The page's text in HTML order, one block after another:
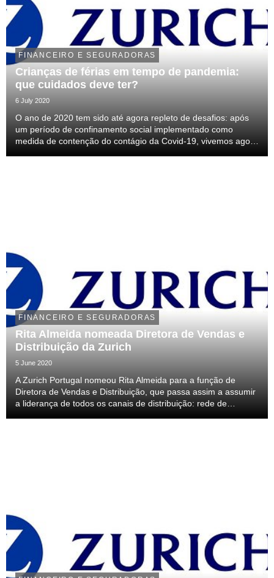
FINANCEIRO E SEGURADORAS
Crianças de férias em tempo de pandemia:
que cuidados deve ter?
6 July 2020
O ano de 2020 tem sido até agora repleto de desafios: após
um período de confinamento social implementado como
medida de contenção do contágio da Covid-19, vivemos agora
FINANCEIRO E SEGURADORAS
Rita Almeida nomeada Diretora de Vendas e
Distribuição da Zurich
5 June 2020
A Zurich Portugal nomeou Rita Almeida para a função de
Diretora de Vendas e Distribuição, que passa assim a assumir
a liderança de todos os canais de distribuição: rede de